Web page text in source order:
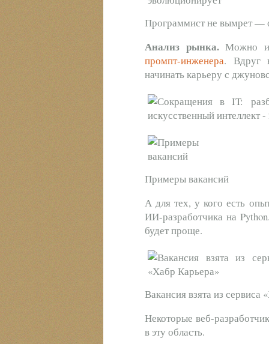
Программист не вымрет —
Анализ рынка. Можно
промпт-инженера. Вдруг
начинать карьеру с
Примеры вакансий
А для тех, у кого есть
ИИ-разработчика на
будет проще.
Вакансия взята из сервиса
Некоторые веб-
в эту область.